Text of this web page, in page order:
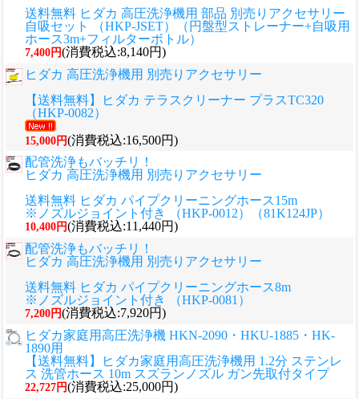
送料無料 ヒダカ 高圧洗浄機用 部品 別売りアクセサリー
自吸セット （HKP-JSET）（円盤型ストレーナー+自吸用
ホース3m+フィルターボトル）
7,400円(消費税込:8,140円)
ヒダカ 高圧洗浄機用 別売りアクセサリー
【送料無料】ヒダカ テラスクリーナー プラスTC320
（HKP-0082）
15,000円(消費税込:16,500円)
配管洗浄もバッチリ！
ヒダカ 高圧洗浄機用 別売りアクセサリー
送料無料 ヒダカ パイプクリーニングホース15m
※ノズルジョイント付き （HKP-0012）（81K124JP）
10,400円(消費税込:11,440円)
配管洗浄もバッチリ！
ヒダカ 高圧洗浄機用 別売りアクセサリー
送料無料 ヒダカ パイプクリーニングホース8m
※ノズルジョイント付き （HKP-0081）
7,200円(消費税込:7,920円)
ヒダカ家庭用高圧洗浄機 HKN-2090・HKU-1885・HK-
1890用
【送料無料】ヒダカ家庭用高圧洗浄機用 1.2分 ステンレ
ス 洗管ホース 10m スズランノズル ガン先取付タイプ
22,727円(消費税込:25,000円)